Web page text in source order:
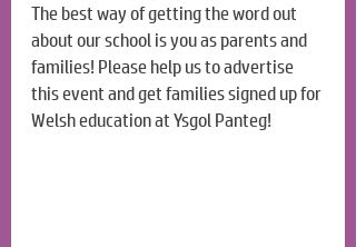
The best way of getting the word out
about our school is you as parents and
families! Please help us to advertise
this event and get families signed up for
Welsh education at Ysgol Panteg!